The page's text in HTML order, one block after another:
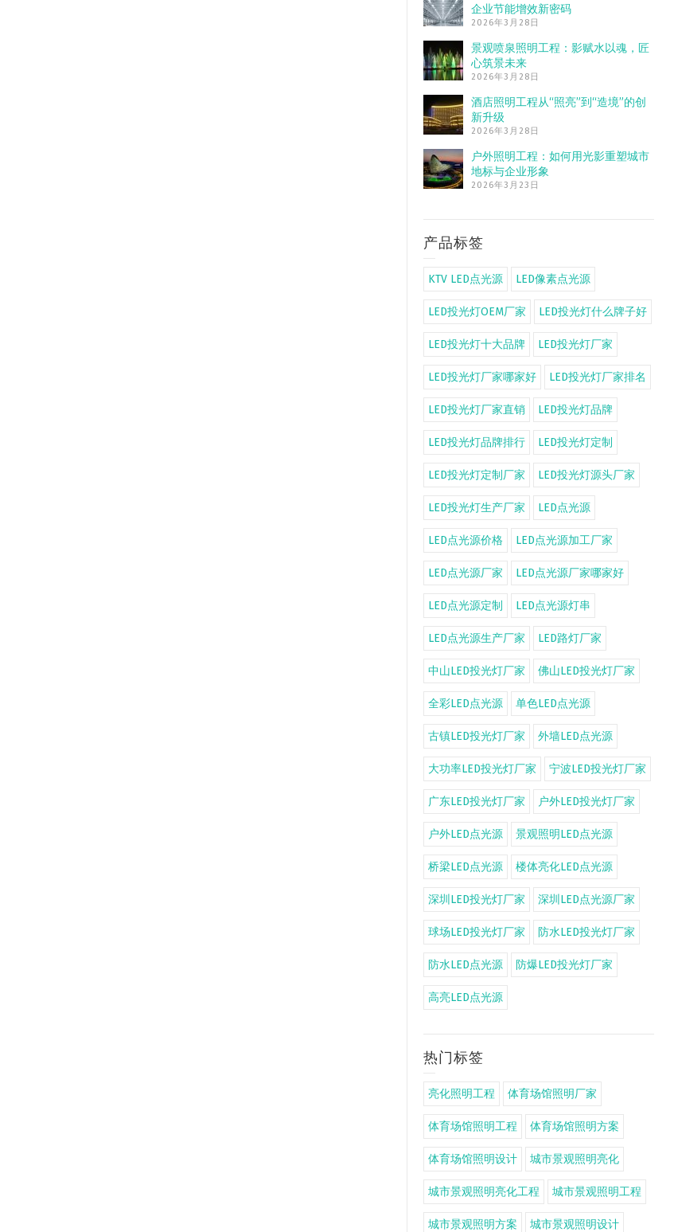
企业节能增效新密码
2026年3月28日
景观喷泉照明工程：影赋水以魂，匠
心筑景未来
2026年3月28日
酒店照明工程从“照亮”到“造境”的创
新升级
2026年3月28日
户外照明工程：如何用光影重塑城市
地标与企业形象
2026年3月23日
产品标签
KTV LED点光源 LED像素点光源
LED投光灯OEM厂家 LED投光灯什么牌子好
LED投光灯十大品牌 LED投光灯厂家
LED投光灯厂家哪家好 LED投光灯厂家排名
LED投光灯厂家直销 LED投光灯品牌
LED投光灯品牌排行 LED投光灯定制
LED投光灯定制厂家 LED投光灯源头厂家
LED投光灯生产厂家 LED点光源
LED点光源价格 LED点光源加工厂家
LED点光源厂家 LED点光源厂家哪家好
LED点光源定制 LED点光源灯串
LED点光源生产厂家 LED路灯厂家
中山LED投光灯厂家 佛山LED投光灯厂家
全彩LED点光源 单色LED点光源
古镇LED投光灯厂家 外墙LED点光源
大功率LED投光灯厂家 宁波LED投光灯厂家
广东LED投光灯厂家 户外LED投光灯厂家
户外LED点光源 景观照明LED点光源
桥梁LED点光源 楼体亮化LED点光源
深圳LED投光灯厂家 深圳LED点光源厂家
球场LED投光灯厂家 防水LED投光灯厂家
防水LED点光源 防爆LED投光灯厂家
高亮LED点光源
热门标签
亮化照明工程 体育场馆照明厂家
体育场馆照明工程 体育场馆照明方案
体育场馆照明设计 城市景观照明亮化
城市景观照明亮化工程 城市景观照明工程
城市景观照明方案 城市景观照明设计